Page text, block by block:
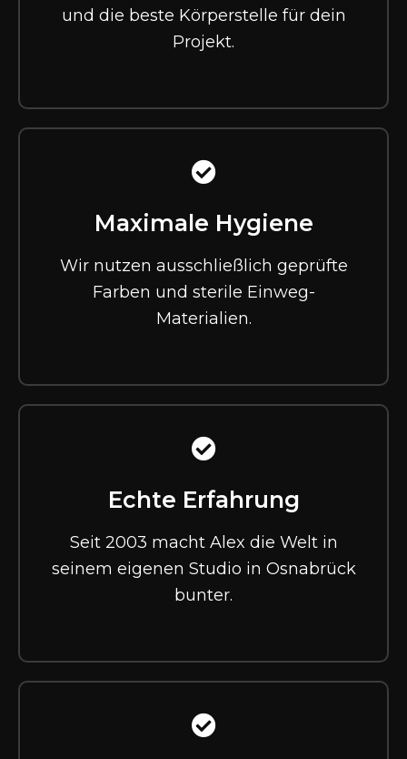
und die beste Körperstelle für dein
Projekt.
Maximale Hygiene
Wir nutzen ausschließlich geprüfte
Farben und sterile Einweg-
Materialien.
Echte Erfahrung
Seit 2003 macht Alex die Welt in
seinem eigenen Studio in Osnabrück
bunter.